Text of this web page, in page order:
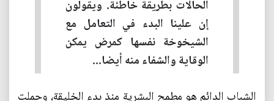
الحالات بطريقة خاطئة. ويقولون
إن علينا البدء في التعامل مع
الشيخوخة نفسها كمرض يمكن
الوقاية والشفاء منه أيضا...